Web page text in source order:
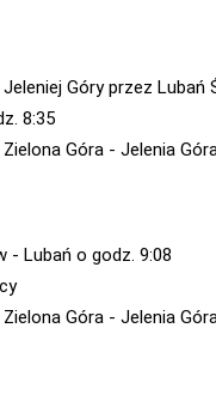
Góry przez Lubań
8:35
Góra - Jelenia
- Lubań o godz. 9:08
Góra - Jelenia